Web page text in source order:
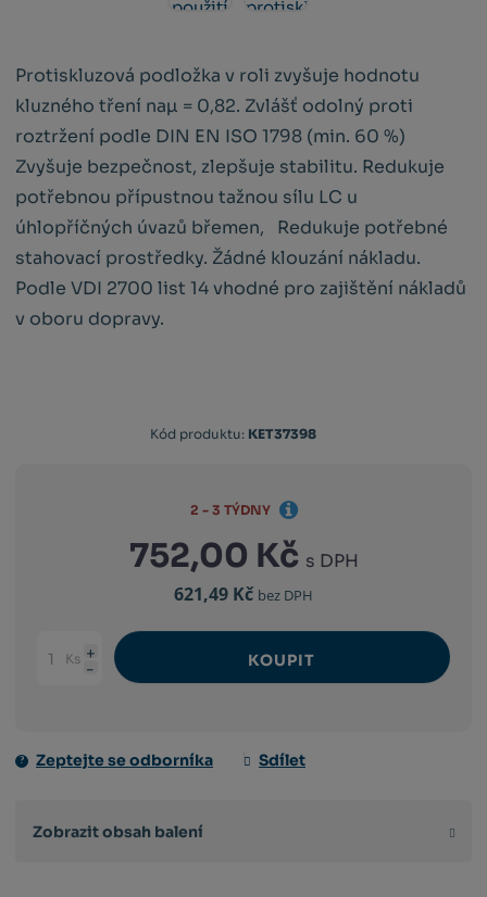
Protiskluzová podložka v roli zvyšuje hodnotu
kluzného tření naµ = 0,82. Zvlášť odolný proti
roztržení podle DIN EN ISO 1798 (min. 60 %)
Zvyšuje bezpečnost, zlepšuje stabilitu. Redukuje
potřebnou přípustnou tažnou sílu LC u
úhlopříčných úvazů břemen, Redukuje potřebné
stahovací prostředky. Žádné klouzání nákladu.
Podle VDI 2700 list 14 vhodné pro zajištění nákladů
v oboru dopravy.
Kód produktu: KET37398
752,00 Kč s DPH
621,49 Kč bez DPH
2 - 3 TÝDNY
Změnit
Navýšit
Snížit
Ks KOUPIT
Zeptejte se odborníka Sdílet
Zobrazit obsah balení